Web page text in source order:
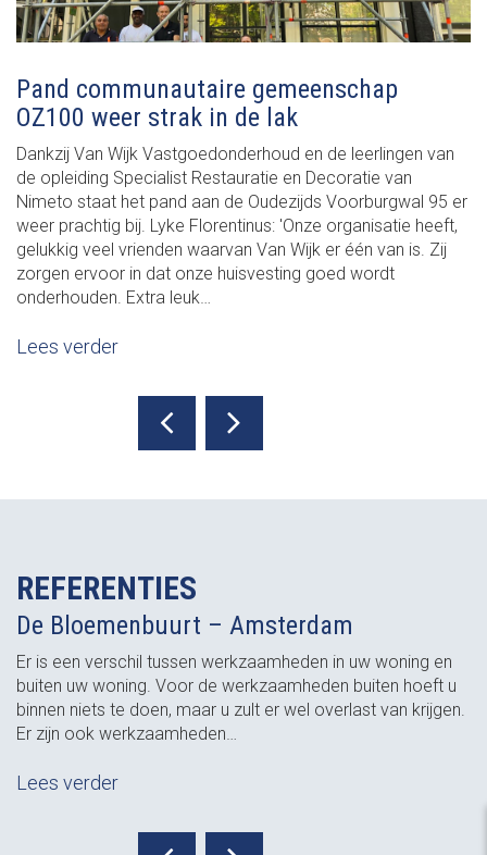
Pand communautaire gemeenschap
OZ100 weer strak in de lak
Dankzij Van Wijk Vastgoedonderhoud en de leerlingen van
de opleiding Specialist Restauratie en Decoratie van
Nimeto staat het pand aan de Oudezijds Voorburgwal 95 er
weer prachtig bij. Lyke Florentinus: 'Onze organisatie heeft,
gelukkig veel vrienden waarvan Van Wijk er één van is. Zij
zorgen ervoor in dat onze huisvesting goed wordt
onderhouden. Extra leuk…
Lees verder
REFERENTIES
De Bloemenbuurt – Amsterdam
Er is een verschil tussen werkzaamheden in uw woning en
buiten uw woning. Voor de werkzaamheden buiten hoeft u
binnen niets te doen, maar u zult er wel overlast van krijgen.
Er zijn ook werkzaamheden…
Lees verder